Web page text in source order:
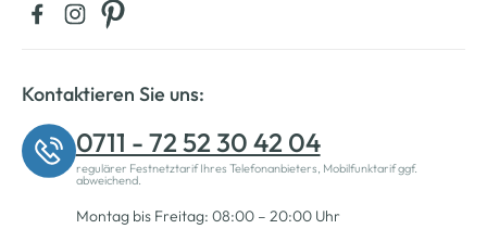
Kontaktieren Sie uns:
0711 - 72 52 30 42 04
regulärer Festnetztarif Ihres Telefonanbieters, Mobilfunktarif ggf.
abweichend.
Montag bis Freitag: 08:00 – 20:00 Uhr